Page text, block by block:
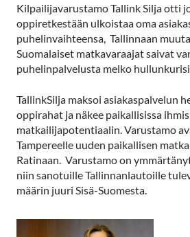
Kilpailijavarustamo Tallink Silja otti
oppiretkestään ulkoistaa oma
puhelinvaihteensa, Tallinnaan
Suomalaiset matkavaraajat saivat
puhelinpalvelusta melko
TallinkSilja maksoi asiakaspalvelun
oppirahat ja näkee paikallisissa
matkailijapotentiaalin. Varustamo
Tampereelle uuden paikallisen
Ratinaan. Varustamo on
niin sanotuille Tallinnanlautoille
määrin juuri Sisä-Suomesta.